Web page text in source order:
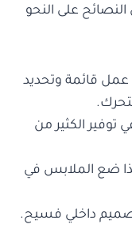
على النحو
عمل قائمة وتحديد
توفير الكثير من
ضع الملابس في
داخلي فسيح.